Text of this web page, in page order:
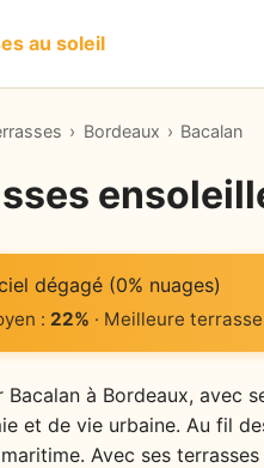
au soleil
› Bordeaux › Bacalan
ciel dégagé (0% nuages)
: 22% · Meilleure
Bacalan à Bordeaux, avec
et de vie urbaine. Au fil
Avec ses